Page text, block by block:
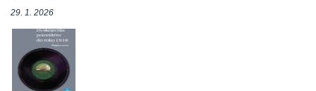
29. 1. 2026